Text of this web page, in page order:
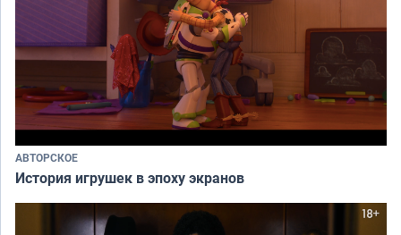
АВТОРСКОЕ
История игрушек в эпоху экранов